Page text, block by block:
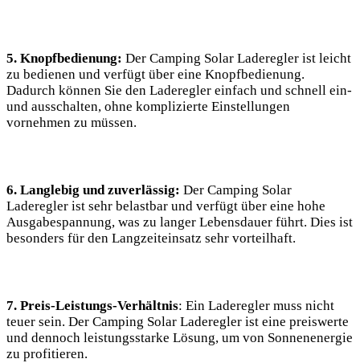
5. Knopfbedienung: Der Camping Solar Laderegler ist leicht
zu bedienen und verfügt über eine Knopfbedienung.
Dadurch können Sie den Laderegler⁢ einfach und schnell ein-
​und‍ ausschalten, ohne komplizierte Einstellungen
vornehmen zu müssen.
6. Langlebig und zuverlässig: Der ⁣Camping Solar
Laderegler ist sehr belastbar und verfügt über eine hohe
Ausgabespannung, was zu langer‍ Lebensdauer ⁤führt. Dies ist
besonders ‌für den Langzeiteinsatz sehr vorteilhaft.
7. Preis-Leistungs-Verhältnis: Ein Laderegler muss nicht
teuer sein. Der Camping Solar Laderegler ist eine preiswerte
und dennoch leistungsstarke Lösung, um von ⁢Sonnenenergie
zu ​profitieren.